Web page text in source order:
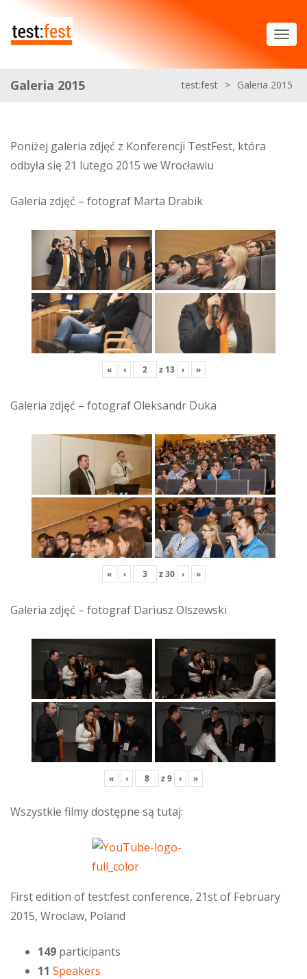
Galeria 2015 test:fest > Galeria 2015
Poniżej galeria zdjęć z Konferencji TestFest, która
odbyła się 21 lutego 2015 we Wrocławiu
Galeria zdjęć – fotograf Marta Drabik
« ‹ z 13 › »
Galeria zdjęć – fotograf Oleksandr Duka
« ‹ z30 › »
Galeria zdjęć – fotograf Dariusz Olszewski
« ‹ z9 › »
Wszystkie filmy dostępne są tutaj:
First edition of test:fest conference, 21st of February
2015, Wroclaw, Poland
149 participants
11 Speakers